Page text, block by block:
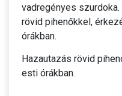
vadregényes
rövid pihenőkkel,
órákban.
Hazautazás rövid
esti órákban.